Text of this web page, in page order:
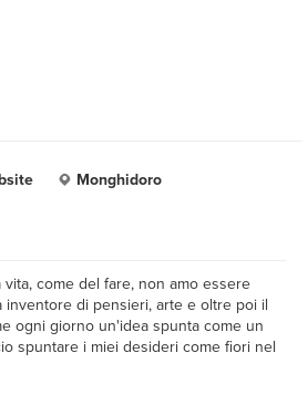
Monghidoro
come del fare, non amo essere
inventore di pensieri, arte e oltre poi il
ogni giorno un'idea spunta come un
spuntare i miei desideri come fiori nel